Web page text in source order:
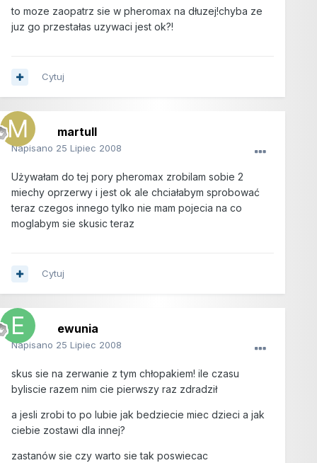
to moze zaopatrz sie w pheromax na dłuzej!chyba ze
juz go przestałas uzywaci jest ok?!
Cytuj
martull
Napisano 25 Lipiec 2008
Używałam do tej pory pheromax zrobilam sobie 2
miechy oprzerwy i jest ok ale chciałabym sprobować
teraz czegos innego tylko nie mam pojecia na co
moglabym sie skusic teraz
Cytuj
ewunia
Napisano 25 Lipiec 2008
skus sie na zerwanie z tym chłopakiem! ile czasu
byliscie razem nim cie pierwszy raz zdradził
a jesli zrobi to po lubie jak bedziecie miec dzieci a jak
ciebie zostawi dla innej?
zastanów sie czy warto sie tak poswiecac